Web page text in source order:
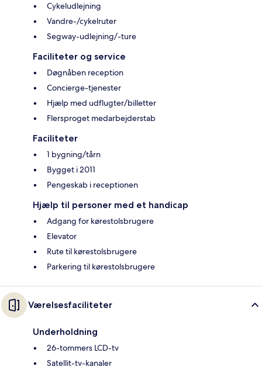
Cykeludlejning
Vandre-/cykelruter
Segway-udlejning/-ture
Faciliteter og service
Døgnåben reception
Concierge-tjenester
Hjælp med udflugter/billetter
Flersproget medarbejderstab
Faciliteter
1 bygning/tårn
Bygget i 2011
Pengeskab i receptionen
Hjælp til personer med et handicap
Adgang for kørestolsbrugere
Elevator
Rute til kørestolsbrugere
Parkering til kørestolsbrugere
Værelsesfaciliteter
Underholdning
26-tommers LCD-tv
Satellit-tv-kanaler